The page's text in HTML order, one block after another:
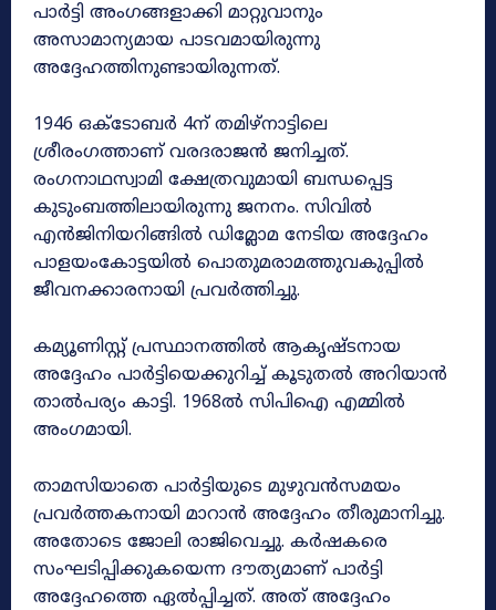
പാർട്ടി അംഗങ്ങളാക്കി മാറ്റുവാനും
അസാമാന്യമായ പാടവമായിരുന്നു
അദ്ദേഹത്തിനുണ്ടായിരുന്നത്‌.
1946 ഒക്ടോബർ 4ന്‌ തമിഴ്‌നാട്ടിലെ
ശ്രീരംഗത്താണ്‌ വരദരാജൻ ജനിച്ചത്‌.
രംഗനാഥസ്വാമി ക്ഷേത്രവുമായി ബന്ധപ്പെട്ട
കുടുംബത്തിലായിരുന്നു ജനനം. സിവിൽ
എൻജിനിയറിങ്ങിൽ ഡിമ്ലോമ നേടിയ അദ്ദേഹം
പാളയംകോട്ടയിൽ പൊതുമരാമത്തുവകുപ്പിൽ
ജീവനക്കാരനായി പ്രവർത്തിച്ചു.
കമ്യൂണിസ്റ്റ്‌ പ്രസ്ഥാനത്തിൽ ആകൃഷ്‌ടനായ
അദ്ദേഹം പാർട്ടിയെക്കുറിച്ച്‌ കൂടുതൽ അറിയാൻ
താൽപര്യം കാട്ടി. 1968ൽ സിപിഐ എമ്മിൽ
അംഗമായി.
താമസിയാതെ പാർട്ടിയുടെ മുഴുവൻസമയം
പ്രവർത്തകനായി മാറാൻ അദ്ദേഹം തീരുമാനിച്ചു.
അതോടെ ജോലി രാജിവെച്ചു. കർഷകരെ
സംഘടിപ്പിക്കുകയെന്ന ദൗത്യമാണ്‌ പാർട്ടി
അദ്ദേഹത്തെ ഏൽപ്പിച്ചത്‌. അത്‌ അദ്ദേഹം